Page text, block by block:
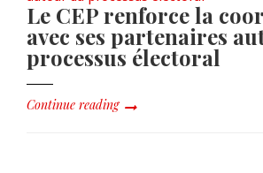
Le CEP renforce la
avec ses partenaires
processus électoral
Continue reading